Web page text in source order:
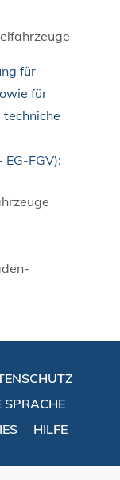
für
für
FGV):
SPRACHE
HILFE